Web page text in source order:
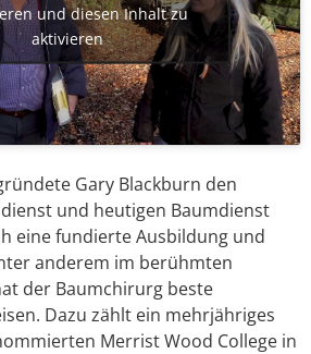
und diesen Inhalt zu
aktivieren
Gary Blackburn den
und heutigen Baumdienst
eine fundierte Ausbildung und
anderem im berühmten
der Baumchirurg beste
Dazu zählt ein mehrjähriges
Merrist Wood College in